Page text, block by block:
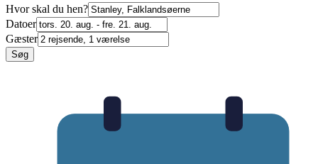
Hvor skal du hen?
Datoer
Gæster
Søg